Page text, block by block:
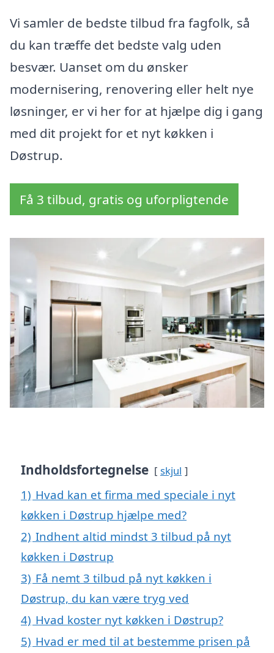
Vi samler de bedste tilbud fra fagfolk, så
du kan træffe det bedste valg uden
besvær. Uanset om du ønsker
modernisering, renovering eller helt nye
løsninger, er vi her for at hjælpe dig i gang
med dit projekt for et nyt køkken i
Døstrup.
Få 3 tilbud, gratis og uforpligtende
Indholdsfortegnelse skjul
1) Hvad kan et firma med speciale i nyt
køkken i Døstrup hjælpe med?
2) Indhent altid mindst 3 tilbud på nyt
køkken i Døstrup
3) Få nemt 3 tilbud på nyt køkken i
Døstrup, du kan være tryg ved
4) Hvad koster nyt køkken i Døstrup?
5) Hvad er med til at bestemme prisen på